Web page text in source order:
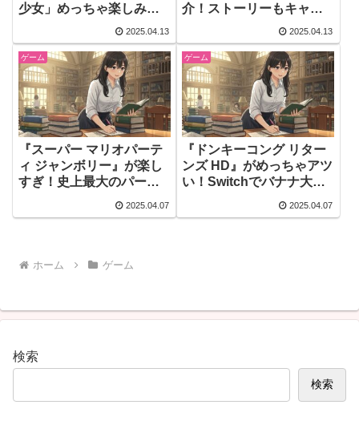
少女」めっちゃ楽しみ！
Switchで遊べる新しい冒
険RPG
2025.04.13
介！ストーリーもキャラ
も特典も全部すごい！
2025.04.13
ゲーム
『スーパー マリオパーテ
ィ ジャンボリー』が楽し
すぎ！史上最大のパーテ
2025.04.07
ゲーム
『ドンキーコング リター
ンズ HD』がめっちゃアツ
い！Switchでバナナ大作
2025.04.07
ホーム ゲーム
検索
検索